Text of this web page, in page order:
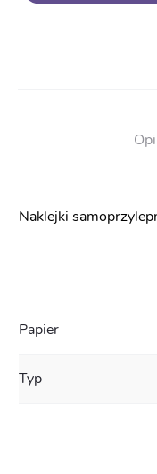
Naklejki
Papier
Typ